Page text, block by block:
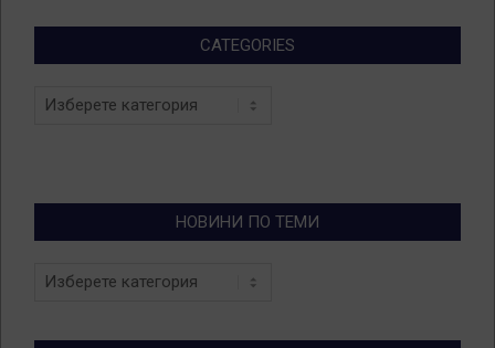
CATEGORIES
Categories
НОВИНИ ПО ТЕМИ
Новини